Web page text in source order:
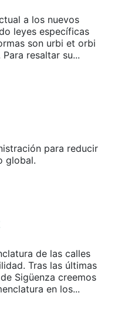
a los nuevos
leyes específicas
son urbi et orbi
resaltar su...
para reducir
global.
de las calles
Tras las últimas
Sigüenza creemos
en los...